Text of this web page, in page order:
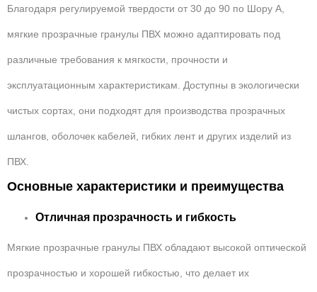
Благодаря регулируемой твердости от 30 до 90 по Шору А,
мягкие прозрачные гранулы ПВХ можно адаптировать под
различные требования к мягкости, прочности и
эксплуатационным характеристикам. Доступны в экологически
чистых сортах, они подходят для производства прозрачных
шлангов, оболочек кабелей, гибких лент и других изделий из
ПВХ.
Основные характеристики и преимущества
Отличная прозрачность и гибкость
Мягкие прозрачные гранулы ПВХ обладают высокой оптической
прозрачностью и хорошей гибкостью, что делает их